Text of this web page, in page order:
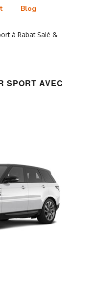
Blog
à Rabat Salé &
SPORT AVEC